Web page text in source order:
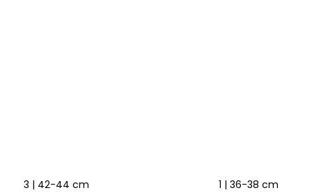
3 | 42-44 cm
1 | 36-38 cm